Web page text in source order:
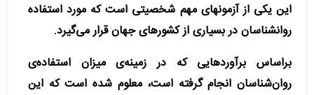
این یکی از آزمون‎های مهم شخصیتی است که مورد استفاده
روانشناسان در بسیاری از کشورهای جهان قرار می‌گیرد.
براساس برآوردهایی که در زمینه‌ی میزان استفاده‌ی
روان‌شناسان انجام گرفته است، معلوم شده است که این